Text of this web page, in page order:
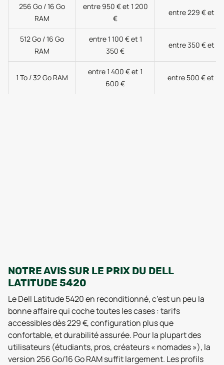
256 Go / 16 Go
RAM
entre 950 € et 1 200
€
entre 229 € et
512 Go / 16 Go
RAM
entre 1 100 € et 1
350 €
entre 350 € et
1 To / 32 Go RAM
entre 1 400 € et 1
600 €
entre 500 € et
NOTRE AVIS SUR LE PRIX DU DELL
LATITUDE 5420
Le Dell Latitude 5420 en reconditionné, c’est un peu la
bonne affaire qui coche toutes les cases : tarifs
accessibles dès 229 €, configuration plus que
confortable, et durabilité assurée. Pour la plupart des
utilisateurs (étudiants, pros, créateurs « nomades »), la
version 256 Go/16 Go RAM suffit largement. Les profils